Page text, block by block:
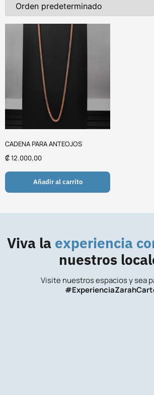
CADENA PARA ANTEOJOS
₡12.000,00
Añadir al carrito
Viva la experiencia
nuestros
Visite nuestros espacios y sea